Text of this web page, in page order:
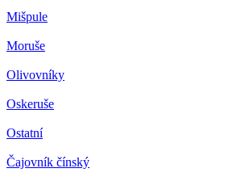
Mišpule
Moruše
Olivovníky
Oskeruše
Ostatní
Čajovník čínský